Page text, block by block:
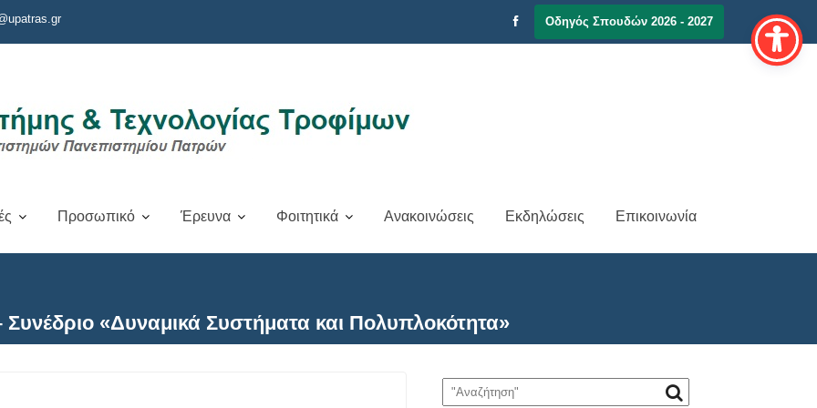
Οδηγός Σπουδών 2026 - 2027
Προσωπικό Έρευνα Φοιτητικά Ανακοινώσεις Εκδηλώσεις Επικοινωνία
«Δυναμικά Συστήματα και Πολυπλοκότητα»